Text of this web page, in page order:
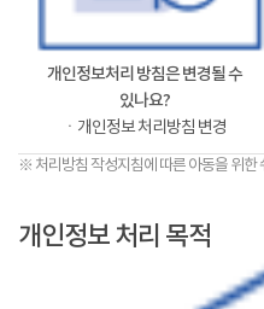
개인정보처리 방침은 변경될 수
있나요?
ㆍ개인정보 처리방침 변경
※ 처리방침 작성지침에 따른 아동을 위한
개인정보 처리 목적